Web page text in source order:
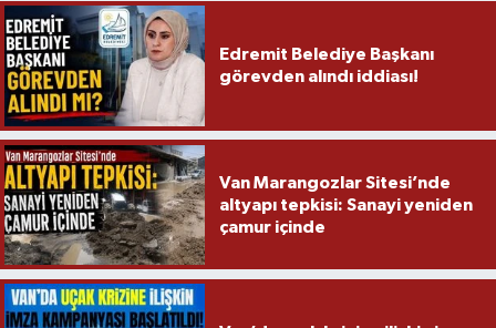
Edremit Belediye Başkanı
görevden alındı iddiası!
Van Marangozlar Sitesi’nde
altyapı tepkisi: Sanayi yeniden
çamur içinde